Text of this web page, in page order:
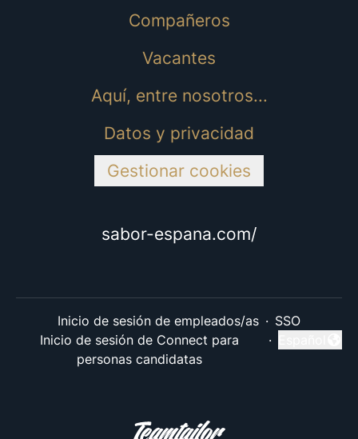
Compañeros
Vacantes
Aquí, entre nosotros...
Datos y privacidad
Gestionar cookies
sabor-espana.com/
Inicio de sesión de empleados/as · SSO
Inicio de sesión de Connect para
personas candidatas
·
Cambiar